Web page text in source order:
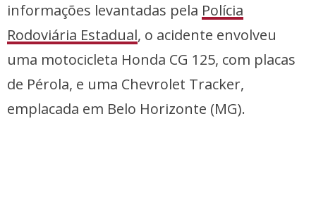
informações levantadas pela Polícia
Rodoviária Estadual, o acidente envolveu
uma motocicleta Honda CG 125, com placas
de Pérola, e uma Chevrolet Tracker,
emplacada em Belo Horizonte (MG).